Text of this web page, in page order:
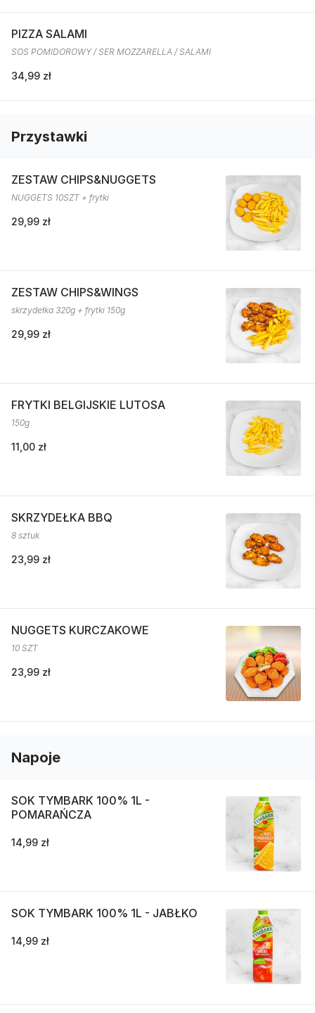
PIZZA SALAMI
SOS POMIDOROWY / SER MOZZARELLA / SALAMI
34,99 zł
Przystawki
ZESTAW CHIPS&NUGGETS
NUGGETS 10SZT + frytki
29,99 zł
ZESTAW CHIPS&WINGS
skrzydełka 320g + frytki 150g
29,99 zł
FRYTKI BELGIJSKIE LUTOSA
150g
11,00 zł
SKRZYDEŁKA BBQ
8 sztuk
23,99 zł
NUGGETS KURCZAKOWE
10 SZT
23,99 zł
Napoje
SOK TYMBARK 100% 1L -
POMARAŃCZA
14,99 zł
SOK TYMBARK 100% 1L - JABŁKO
14,99 zł